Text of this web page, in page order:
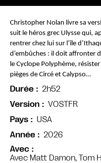
Avec
Avec Matt Damon, Tom
Christopher Nolan livre sa
suit le héros grec Ulysse qui,
rentrer chez lui sur l’île
d’embûches : il doit affronter
le Cyclope Polyphème,
pièges de Circé et Calypso…
Durée
2h52
Version
VOSTFR
Pays
USA
Année
2026